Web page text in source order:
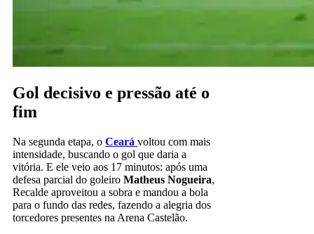
Gol decisivo e pressão até o
fim
Na segunda etapa, o Ceará voltou com mais
intensidade, buscando o gol que daria a
vitória. E ele veio aos 17 minutos: após uma
defesa parcial do goleiro Matheus Nogueira,
Recalde aproveitou a sobra e mandou a bola
para o fundo das redes, fazendo a alegria dos
torcedores presentes na Arena Castelão.